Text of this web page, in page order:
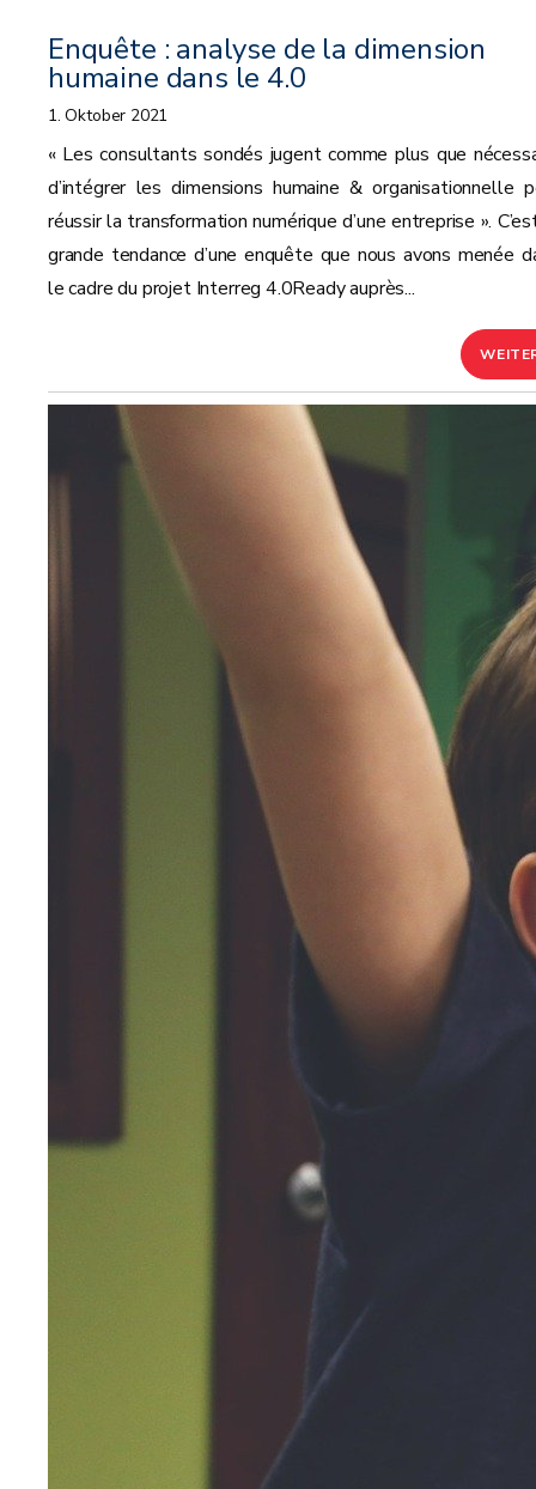
Enquête : analyse de la dimension
humaine dans le 4.0
1. Oktober 2021
« Les consultants sondés jugent comme plus que
d’intégrer les dimensions humaine & organisationnelle
réussir la transformation numérique d’une entreprise ».
grande tendance d’une enquête que nous avons menée
le cadre du projet Interreg 4.0Ready auprès...